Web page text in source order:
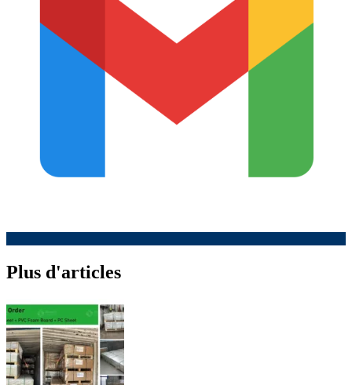
Plus d'articles